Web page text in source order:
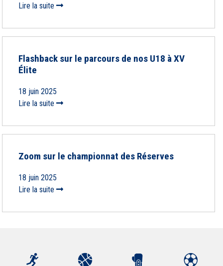
Lire la suite
Flashback sur le parcours de nos U18 à XV
Élite
18 juin 2025
Lire la suite
Zoom sur le championnat des Réserves
18 juin 2025
Lire la suite